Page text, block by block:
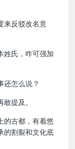
来反驳改名意
姓氏，咋可强加
还怎么说？
提及。
的古都，有着悠
的割裂和文化底